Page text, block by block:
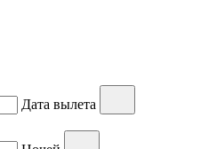
Дата вылета